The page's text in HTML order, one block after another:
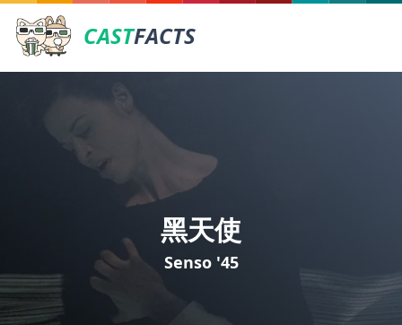
CASTFACTS
黑天使
Senso '45